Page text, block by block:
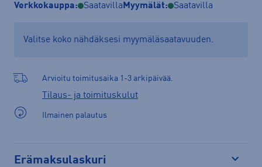
Verkkokauppa: Saatavilla Myymälät: Saatavilla
Valitse koko nähdäksesi myymäläsaatavuuden.
Arvioitu toimitusaika 1-3 arkipäivää.
Tilaus- ja toimituskulut
Ilmainen palautus
Erämaksulaskuri